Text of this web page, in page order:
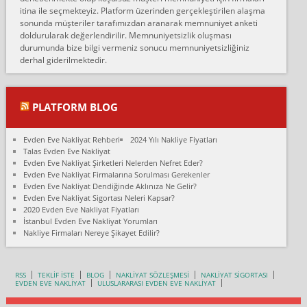
Konya ya Alicanlar naklyat la anlaştık bu şahıs evin taşınacağı gün
fiyatın mazoto gele...
Fatih kokmese:
Diyarbakır dan eşyamı getirtmek için anlaştım sözleşme yaptım.
Son anda fiyat artırdılar.. mecburiyetten tasittim.. bu kişiler ağrılı
Ali:
olduk. Asansörlü dediler sonra uraya asansör kurulmaz dediler
fark istediler. ortada asa...
Nimet:
Ben 2021 Ağustos ilk haftası Evimi taşıdım yani İstanbul'un bir
Mahallesi'nden bir başka Mahallesi'ne yani Ümraniye bölgesinde
oturuyorum önceleri ara...
Nimet Köse:
Hancıoğlu naklyatla taşındım...
Karabükden İzmir'e Karabük kardem naklyat la taşındım bir çok
itina ile seçmekteyiz. Platform üzerinden gerçekleştirilen alaşma
sonunda müşteriler tarafımızdan aranarak memnuniyet anketi
doldurularak değerlendirilir. Memnuniyetsizlik oluşması
durumunda bize bilgi vermeniz sonucu memnuniyetsizliğiniz
derhal giderilmektedir.
PLATFORM BLOG
Evden Eve Nakliyat Rehberi
2024 Yılı Nakliye Fiyatları
Talas Evden Eve Nakliyat
Evden Eve Nakliyat Şirketleri Nelerden Nefret Eder?
Evden Eve Nakliyat Firmalarına Sorulması Gerekenler
Evden Eve Nakliyat Dendiğinde Aklınıza Ne Gelir?
Evden Eve Nakliyat Sigortası Neleri Kapsar?
2020 Evden Eve Nakliyat Fiyatları
İstanbul Evden Eve Nakliyat Yorumları
Nakliye Firmaları Nereye Şikayet Edilir?
RSS TEKLİF İSTE BLOG NAKLİYAT SÖZLEŞMESİ
NAKLİYAT SİGORTASI
EVDEN EVE NAKLİYAT
ULUSLARARASI EVDEN EVE NAKLİYAT